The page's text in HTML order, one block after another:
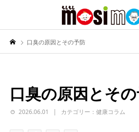
口臭の原因とその予防
口臭の原因とそ
2026.06.01 カテゴリー：健康コラム